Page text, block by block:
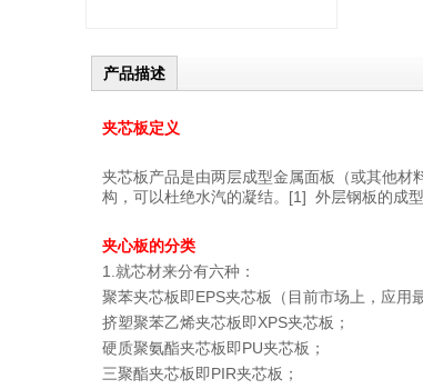
产品描述
夹芯板定义
夹芯板产品是由两层成型金属面板（或其他
构，可以杜绝水汽的凝结。[1] 外层钢板的成
夹心板的分类
1.就芯材来分有六种：
聚苯夹芯板即EPS夹芯板（目前市场上，应用
挤塑聚苯乙烯夹芯板即XPS夹芯板；
硬质聚氨酯夹芯板即PU夹芯板；
三聚酯夹芯板即PIR夹芯板；